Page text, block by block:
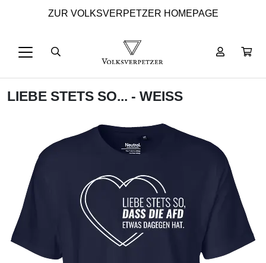
ZUR VOLKSVERPETZER HOMEPAGE
LIEBE STETS SO... - WEISS